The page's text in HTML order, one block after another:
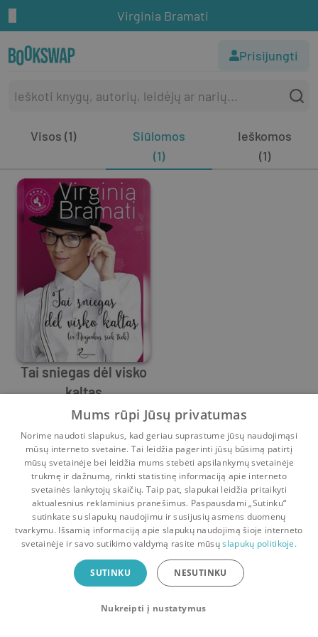
Virginia Bramati
Prisijungti
Visos (1)
Siūlomos
(1)
Ieškomos
(1)
Tai sniegas dėl visko
kaltas
Virginia Bramati
Pradinis Krepšelis Pokalbiai Pranešimai Paskyra
Bookswap programėlė
Mainykis knygomis dar patogiau!
Uždaryti
Mums rūpi Jūsų privatumas
Norime naudoti slapukus, kad geriau suprastume jūsų naudojimąsi
mūsų interneto svetaine. Tai leidžia pagerinti jūsų būsimą patirtį
mūsų svetainėje bei leidžia mums stebėti apsilankymų svetainėje
trukmę ir dažnumą, rinkti statistinę informaciją apie interneto
svetainės lankytojų skaičių. Taip pat, slapukai leidžia pritaikyti
aktualesnius reklaminius pranešimus. Paspausdami „Sutinku“
sutinkate su slapukų naudojimu ir susijusių asmens duomenų
tvarkymu. Išsamią informaciją apie slapukų naudojimą šioje interneto
svetainėje ir savo sutikimo valdymą rasite mūsųslapukų politikoje.
SUTINKU NESUTINKU
Nukreipti į nustatymus